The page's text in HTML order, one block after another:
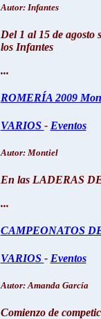
Autor: Infantes
Del 1 al 15 de
los Infantes
...
ROMERÍA 2009
VARIOS - Eventos
Autor: Montiel
En las LADERAS
...
CAMPEONATOS
VARIOS - Eventos
Autor: Amanda García
Comienzo de